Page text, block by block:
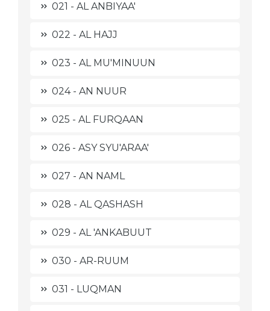
021 - AL ANBIYAA'
022 - AL HAJJ
023 - AL MU'MINUUN
024 - AN NUUR
025 - AL FURQAAN
026 - ASY SYU'ARAA'
027 - AN NAML
028 - AL QASHASH
029 - AL 'ANKABUUT
030 - AR-RUUM
031 - LUQMAN